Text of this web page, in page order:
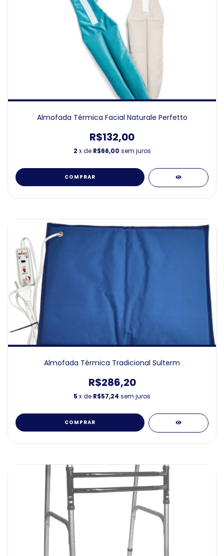
Almofada Térmica Facial Naturale Perfetto
R$132,00
2 x de R$66,00 sem juros
COMPRAR
Almofada Térmica Tradicional Sulterm
R$286,20
5 x de R$57,24 sem juros
COMPRAR